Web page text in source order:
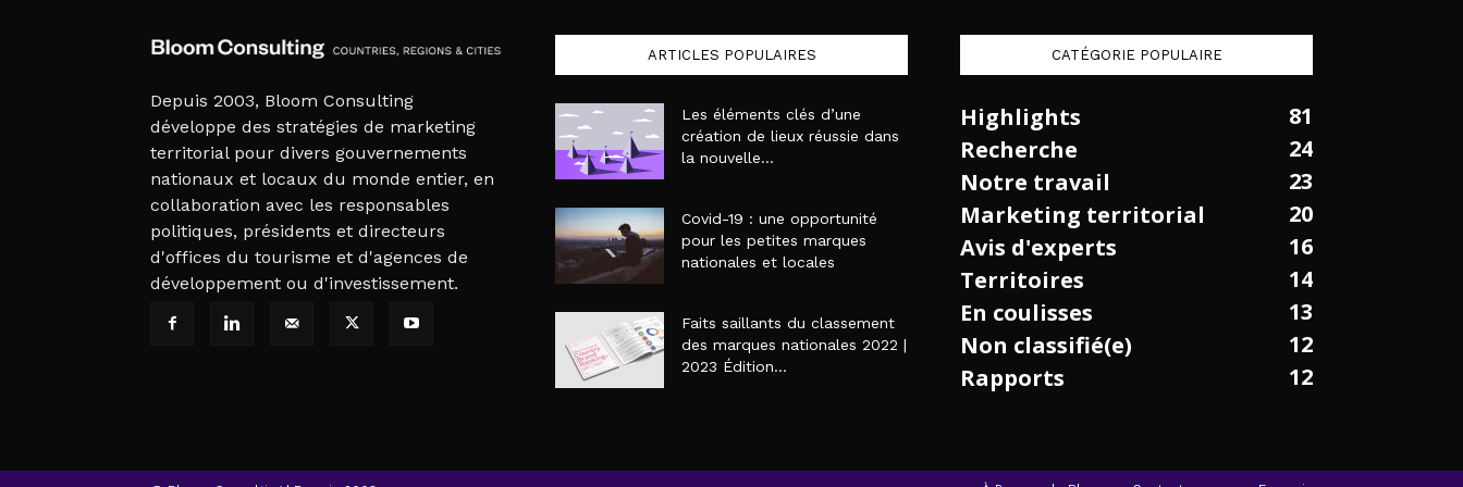
Depuis 2003, Bloom Consulting
développe des stratégies de marketing
territorial pour divers gouvernements
nationaux et locaux du monde entier, en
collaboration avec les responsables
politiques, présidents et directeurs
d'offices du tourisme et d'agences de
développement ou d'investissement.
ARTICLES POPULAIRES
Les éléments clés d’une
création de lieux réussie dans
la nouvelle...
Covid-19 : une opportunité
pour les petites marques
nationales et locales
Faits saillants du classement
des marques nationales 2022 |
2023 Édition...
CATÉGORIE POPULAIRE
Highlights
81
Recherche
24
Notre travail
23
Marketing territorial
20
Avis d'experts
16
Territoires
14
En coulisses
13
Non classifié(e)
12
Rapports
12